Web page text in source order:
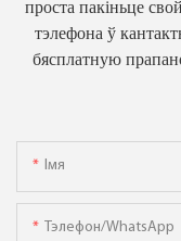
проста пакіньце
тэлефона ў
бясплатную
Імя
Тэлефон/WhatsApp